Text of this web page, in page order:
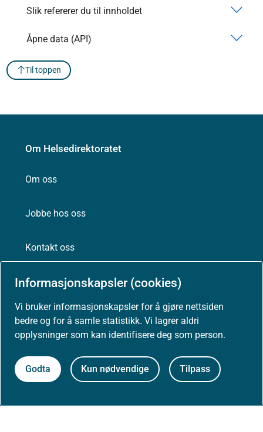
Informasjonskapsler (cookies)
Vi bruker informasjonskapsler for å gjøre nettsiden
bedre og for å samle statistikk. Vi lagrer aldri
opplysninger som kan identifisere deg som person.
Godta Kun nødvendige Tilpass
Slik refererer du til innholdet
Åpne data (API)
Til toppen
Om Helsedirektoratet
Om oss
Jobbe hos oss
Kontakt oss
Helsedirektoratet
Postboks 220, Skøyen
0213 Oslo
Aktuelt